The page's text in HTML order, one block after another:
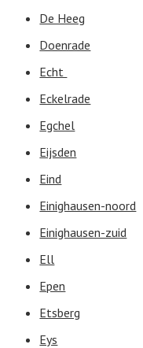
De Heeg
Doenrade
Echt
Eckelrade
Egchel
Eijsden
Eind
Einighausen-noord
Einighausen-zuid
Ell
Epen
Etsberg
Eys